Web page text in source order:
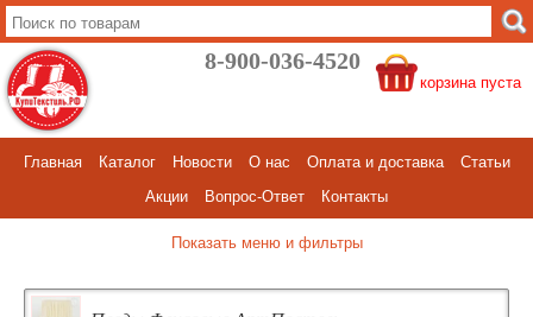
корзина пуста
8-900-036-4520
Главная Каталог Новости О нас Оплата и доставка
Статьи
Акции
Вопрос-Ответ Контакты
меню и фильтры